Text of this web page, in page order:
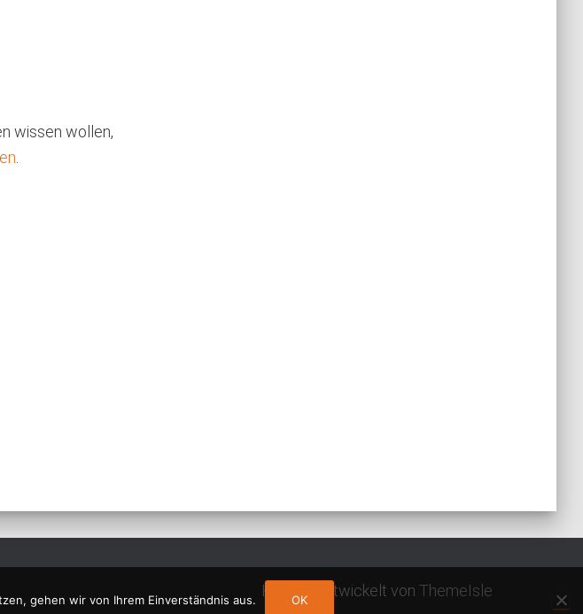
wissen wollen,
Hestia | Entwickelt von ThemeIsle
gehen wir von Ihrem Einverständnis aus. OK